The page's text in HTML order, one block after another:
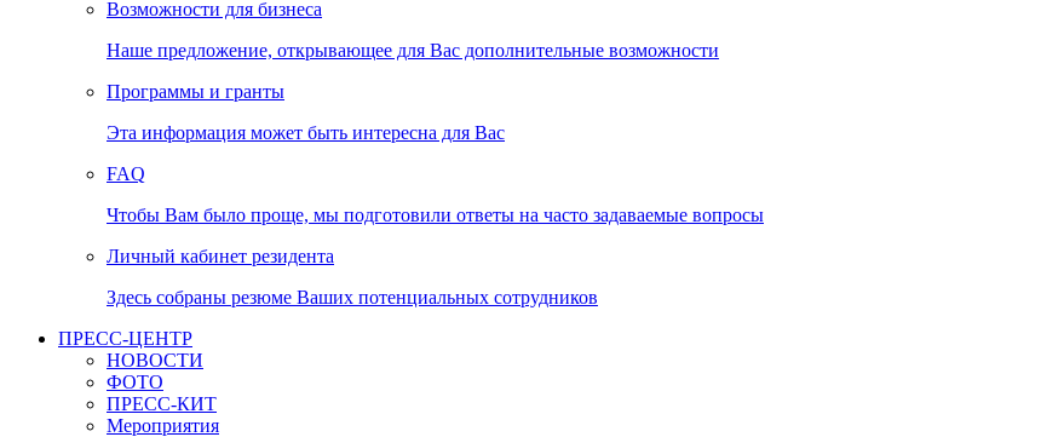
Возможности для бизнеса
Наше предложение, открывающее для Вас дополнительные возможности
Программы и гранты
Эта информация может быть интересна для Вас
FAQ
Чтобы Вам было проще, мы подготовили ответы на часто задаваемые вопросы
Личный кабинет резидента
Здесь собраны резюме Ваших потенциальных сотрудников
ПРЕСС-ЦЕНТР
НОВОСТИ
ФОТО
ПРЕСС-КИТ
Мероприятия